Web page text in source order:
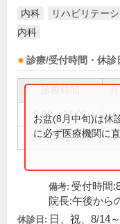
内科 リハビリテー
内科
診療/受付時間・休診
9:00～13:00 ●
14:00～18:00 ●
お盆(8月中旬)は休
に必ず医療機関に
備考: 受付時間
院長:午後から
休診日: 日、祝、8/14